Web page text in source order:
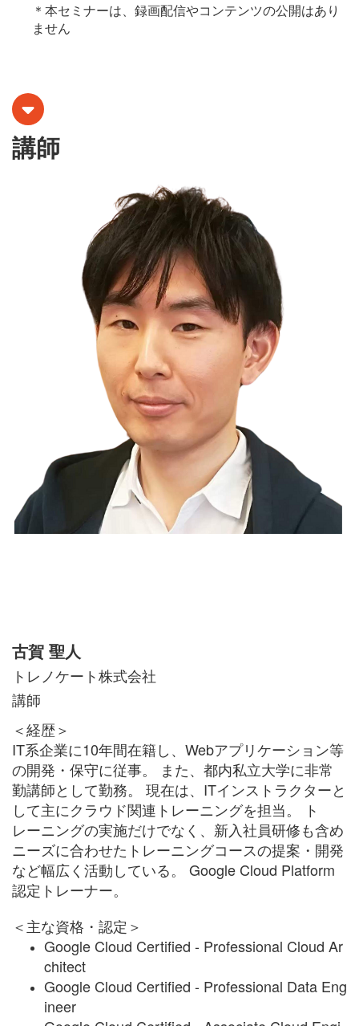
＊本セミナーは、録画配信やコンテンツの公開はあり
ません
講師
古賀 聖人
トレノケート株式会社
講師
＜経歴＞
IT系企業に10年間在籍し、Webアプリケーション等
の開発・保守に従事。 また、都内私立大学に非常
勤講師として勤務。 現在は、ITインストラクターと
して主にクラウド関連トレーニングを担当。 ト
レーニングの実施だけでなく、新入社員研修も含め
ニーズに合わせたトレーニングコースの提案・開発
など幅広く活動している。 Google Cloud Platform
認定トレーナー。
＜主な資格・認定＞
Google Cloud Certified - Professional Cloud Ar
chitect
Google Cloud Certified - Professional Data Eng
ineer